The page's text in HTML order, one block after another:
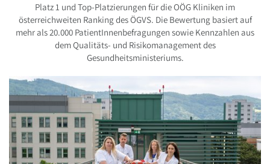
Platz 1 und Top-Platzierungen für die OÖG Kliniken im
österreichweiten Ranking des ÖGVS. Die Bewertung basiert auf
mehr als 20.000 PatientInnenbefragungen sowie Kennzahlen aus
dem Qualitäts- und Risikomanagement des
Gesundheitsministeriums.